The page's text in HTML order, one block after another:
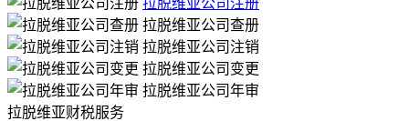
拉脱维亚公司查册
拉脱维亚公司注销
拉脱维亚公司变更
拉脱维亚公司年审
拉脱维亚财税服务